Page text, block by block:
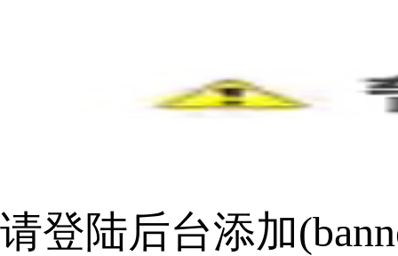
请登陆后台添加